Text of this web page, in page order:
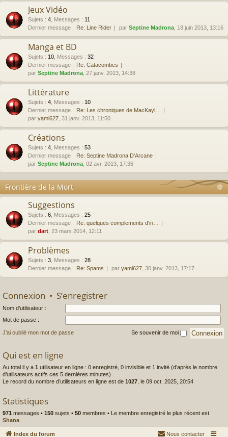
Jeux Vidéo
Sujets : 4 Messages : 11
Dernier message : Re: Line Rider par Septine Madrona , 18 juin 2013, 13:16
Manga et BD
Sujets : 10 Messages : 32
Dernier message : Re: Catacombes
par Septine Madrona , 27 janv. 2013, 14:38
Littérature
Sujets : 4 Messages : 10
Dernier message : Re: Les chroniques de MacKayl…
par yami627 , 31 janv. 2013, 11:50
Créations
Sujets : 4 Messages : 53
Dernier message : Re: Septine Madrona D'Arcane
par Septine Madrona , 02 avr. 2013, 17:36
Frontière de la Mort
Suggestions
Sujets : 6 Messages : 25
Dernier message : Re: quelques complements d'in…
par dart , 23 mars 2014, 12:11
Problèmes
Sujets : 3 Messages : 28
Dernier message : Re: Spams par yami627 , 30 janv. 2013, 17:17
Connexion • S’enregistrer
Nom d’utilisateur :
Mot de passe :
J’ai oublié mon mot de passe Se souvenir de moi
Qui est en ligne
Au total il y a 1 utilisateur en ligne : 0 enregistré, 0 invisible et 1 invité (d’après le nombre
d’utilisateurs actifs ces 5 dernières minutes)
Le record du nombre d’utilisateurs en ligne est de 1027, le 09 oct. 2025, 20:54
Statistiques
971 messages • 150 sujets • 50 membres • Le membre enregistré le plus récent est
Shana.
Index du forum Nous contacter